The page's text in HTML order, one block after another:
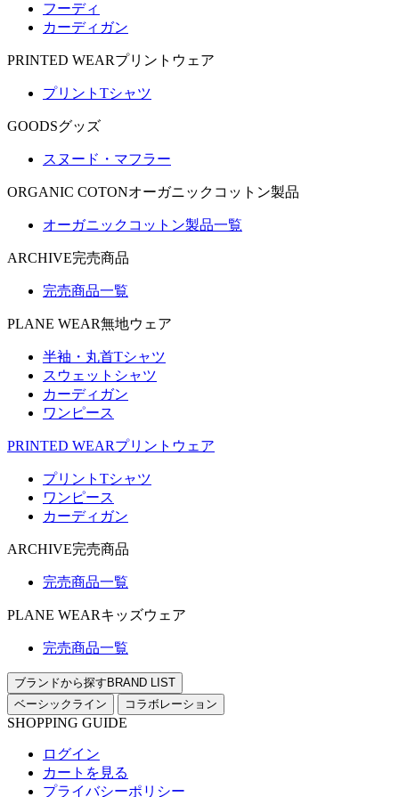
フーディ
カーディガン
PRINTED WEARプリントウェア
プリントTシャツ
GOODSグッズ
スヌード・マフラー
ORGANIC COTONオーガニックコットン製品
オーガニックコットン製品一覧
ARCHIVE完売商品
完売商品一覧
PLANE WEAR無地ウェア
半袖・丸首Tシャツ
スウェットシャツ
カーディガン
ワンピース
PRINTED WEARプリントウェア
プリントTシャツ
ワンピース
カーディガン
ARCHIVE完売商品
完売商品一覧
PLANE WEARキッズウェア
完売商品一覧
ブランドから探す BRAND LIST
ベーシックライン
コラボレーション
SHOPPING GUIDE
ログイン
カートを見る
プライバシーポリシー